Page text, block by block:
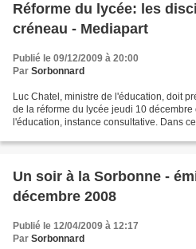
Réforme du lycée: les
créneau - Mediapart
Publié le 09/12/2009 à 20:00
Par Sorbonnard
Luc Chatel, ministre de l'éducation, doit
de la réforme du lycée jeudi 10
l'éducation, instance consultative. Dans
Un soir à la Sorbonne -
décembre 2008
Publié le 12/04/2009 à 12:17
Par Sorbonnard